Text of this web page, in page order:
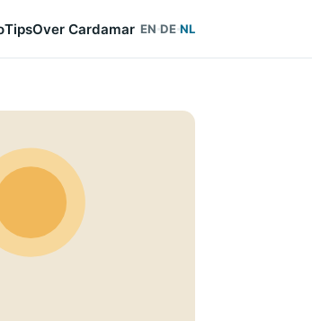
TipsOver Cardamar EN DE NL